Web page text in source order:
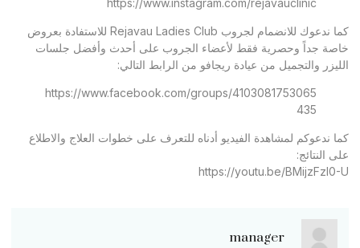
كما ندعوك للانضمام لجروب Rejavau Ladies Club للاستفادة بعروض
خاصة جداً وحصرية فقط لأعضاء الجروب على أحدث وأفضل جلسات
الليزر والتجميل من عيادة ريجافو من الرابط التالي:
https://www.facebook.com/groups/4103081753065
435
كما ندعوكم لمشاهدة الفيديو أدناه للتعرف على خطوات العلاج والاطلاع
على النتائج:
https://youtu.be/BMijzFzl0-U
manager